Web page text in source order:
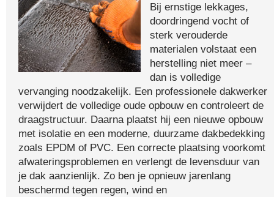
Bij ernstige lekkages,
doordringend vocht of
sterk verouderde
materialen volstaat een
herstelling niet meer –
dan is volledige
vervanging noodzakelijk. Een professionele dakwerker
verwijdert de volledige oude opbouw en controleert de
draagstructuur. Daarna plaatst hij een nieuwe opbouw
met isolatie en een moderne, duurzame dakbedekking
zoals EPDM of PVC. Een correcte plaatsing voorkomt
afwateringsproblemen en verlengt de levensduur van
je dak aanzienlijk. Zo ben je opnieuw jarenlang
beschermd tegen regen, wind en